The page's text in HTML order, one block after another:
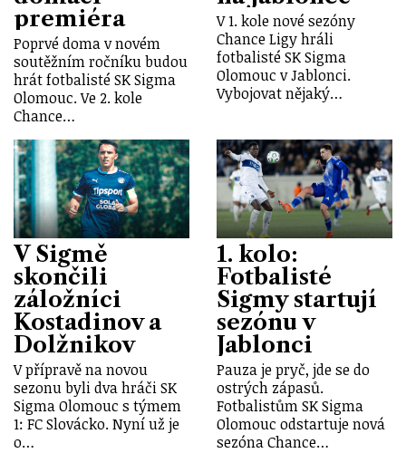
premiéra
Poprvé doma v novém
soutěžním ročníku budou
hrát fotbalisté SK Sigma
Olomouc. Ve 2. kole
Chance…
V 1. kole nové sezóny
Chance Ligy hráli
fotbalisté SK Sigma
Olomouc v Jablonci.
Vybojovat nějaký…
V Sigmě
skončili
záložníci
Kostadinov a
Dolžnikov
V přípravě na novou
sezonu byli dva hráči SK
Sigma Olomouc s týmem
1: FC Slovácko. Nyní už je
o…
1. kolo:
Fotbalisté
Sigmy startují
sezónu v
Jablonci
Pauza je pryč, jde se do
ostrých zápasů.
Fotbalistům SK Sigma
Olomouc odstartuje nová
sezóna Chance…